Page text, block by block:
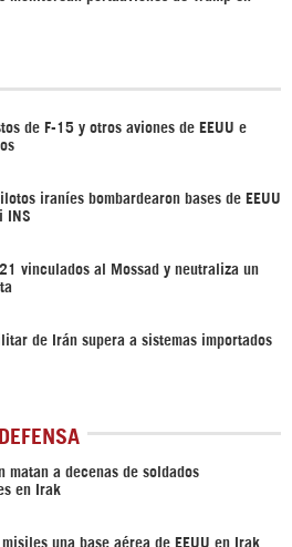
de F-15 y otros aviones de EEUU e
iraníes bombardearon bases de EEUU
INS
vinculados al Mossad y neutraliza un
de Irán supera a sistemas importados
matan a decenas de soldados
en Irak
misiles una base aérea de EEUU en Irak